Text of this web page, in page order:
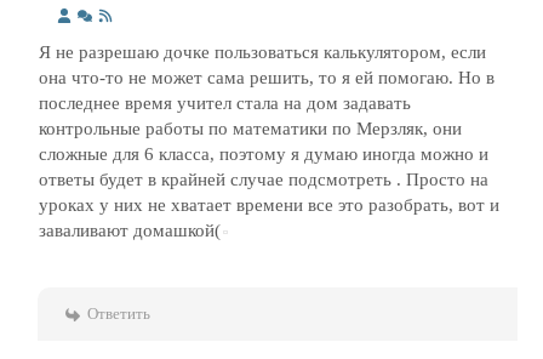
Я не разрешаю дочке пользоваться калькулятором, если
она что-то не может сама решить, то я ей помогаю. Но в
последнее время учител стала на дом задавать
контрольные работы по математики по Мерзляк, они
сложные для 6 класса, поэтому я думаю иногда можно и
ответы будет в крайней случае подсмотреть . Просто на
уроках у них не хватает времени все это разобрать, вот и
заваливают домашкой(
Ответить